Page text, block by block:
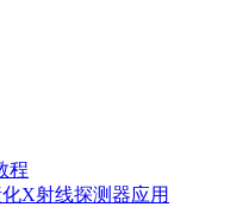
程
X射线探测器应用